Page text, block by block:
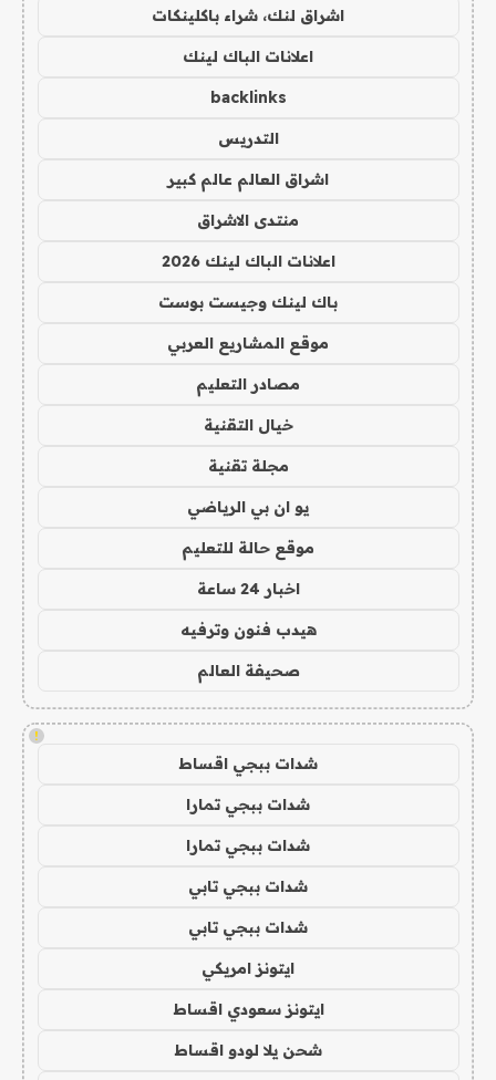
اشراق لنك، شراء باكلينكات
اعلانات الباك لينك
backlinks
التدريس
اشراق العالم عالم كبير
منتدى الاشراق
اعلانات الباك لينك 2026
باك لينك وجيست بوست
موقع المشاريع العربي
مصادر التعليم
خيال التقنية
مجلة تقنية
يو ان بي الرياضي
موقع حالة للتعليم
اخبار 24 ساعة
هيدب فنون وترفيه
صحيفة العالم
!
شدات ببجي اقساط
شدات ببجي تمارا
شدات ببجي تمارا
شدات ببجي تابي
شدات ببجي تابي
ايتونز امريكي
ايتونز سعودي اقساط
شحن يلا لودو اقساط